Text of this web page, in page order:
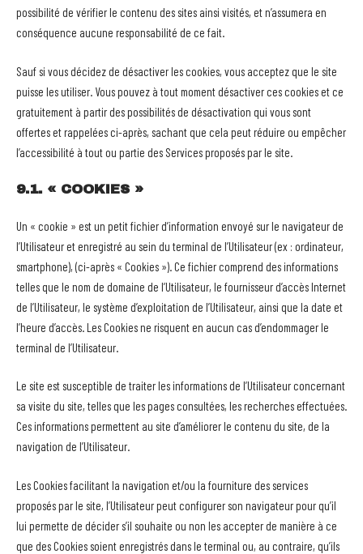
possibilité de vérifier le contenu des sites ainsi visités, et n’assumera en
conséquence aucune responsabilité de ce fait.
Sauf si vous décidez de désactiver les cookies, vous acceptez que le site
puisse les utiliser. Vous pouvez à tout moment désactiver ces cookies et ce
gratuitement à partir des possibilités de désactivation qui vous sont
offertes et rappelées ci-après, sachant que cela peut réduire ou empêcher
l’accessibilité à tout ou partie des Services proposés par le site.
9.1. « COOKIES »
Un « cookie » est un petit fichier d’information envoyé sur le navigateur de
l’Utilisateur et enregistré au sein du terminal de l’Utilisateur (ex : ordinateur,
smartphone), (ci-après « Cookies »). Ce fichier comprend des informations
telles que le nom de domaine de l’Utilisateur, le fournisseur d’accès Internet
de l’Utilisateur, le système d’exploitation de l’Utilisateur, ainsi que la date et
l’heure d’accès. Les Cookies ne risquent en aucun cas d’endommager le
terminal de l’Utilisateur.
Le site est susceptible de traiter les informations de l’Utilisateur concernant
sa visite du site, telles que les pages consultées, les recherches effectuées.
Ces informations permettent au site d’améliorer le contenu du site, de la
navigation de l’Utilisateur.
Les Cookies facilitant la navigation et/ou la fourniture des services
proposés par le site, l’Utilisateur peut configurer son navigateur pour qu’il
lui permette de décider s’il souhaite ou non les accepter de manière à ce
que des Cookies soient enregistrés dans le terminal ou, au contraire, qu’ils